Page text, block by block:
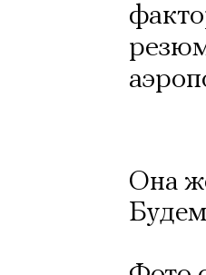
Она